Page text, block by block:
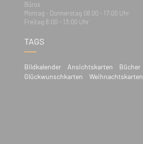
Büros
Montag - Donnerstag 08.00 - 17:00 Uhr
Freitag 8:00 - 13:00 Uhr
TAGS
Bildkalender Ansichtskarten
Bücher
Glückwunschkarten
Weihnachtskarten